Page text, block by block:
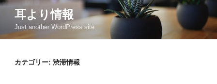
コ
ン
耳より情報
Just another WordPress site
カテゴリー: 渋滞情報